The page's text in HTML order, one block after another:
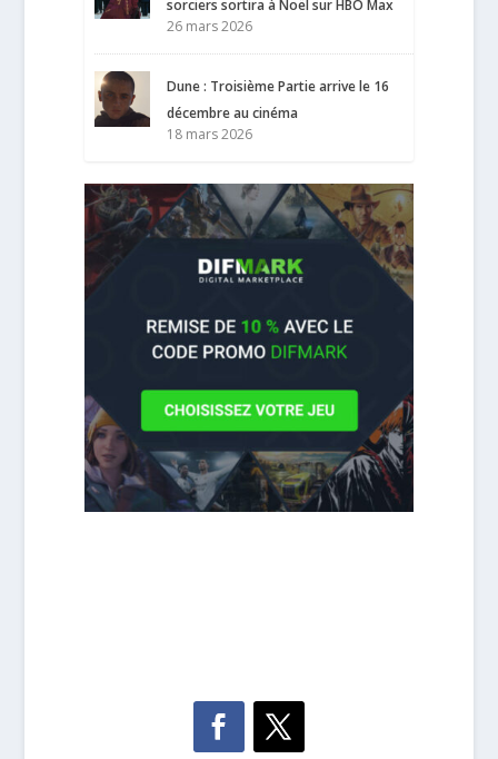
sorciers sortira à Noël sur HBO Max
26 mars 2026
Dune : Troisième Partie arrive le 16
décembre au cinéma
18 mars 2026